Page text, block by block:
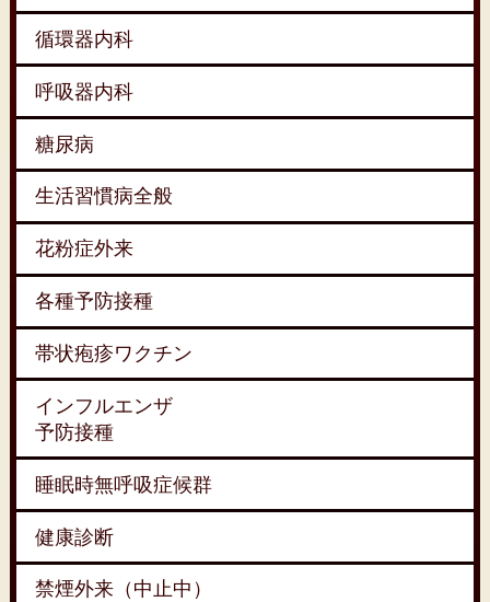
循環器内科
呼吸器内科
糖尿病
生活習慣病全般
花粉症外来
各種予防接種
帯状疱疹ワクチン
インフルエンザ
予防接種
睡眠時無呼吸症候群
健康診断
禁煙外来（中止中）